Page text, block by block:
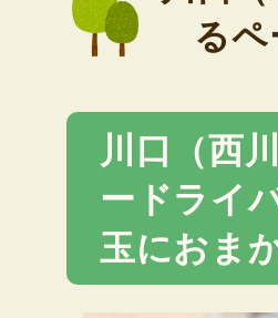
る
川口（西
ードライ
玉におま